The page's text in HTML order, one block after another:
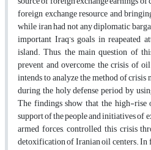
foreign exchange resource and
while iran had not any diplomatic
important Iraq’s goals in reapeated
island. Thus, the main question of
prevent and overcome the crisis of
intends to analyze the method of
during the holy defense period by
The findings show that the high-
support of the people and initiatives of
armed forces, controlled this crisis
detoxification of Iranian oil centers. In